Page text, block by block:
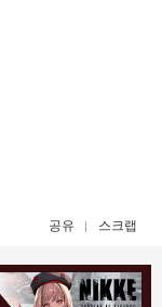
공유 스크랩